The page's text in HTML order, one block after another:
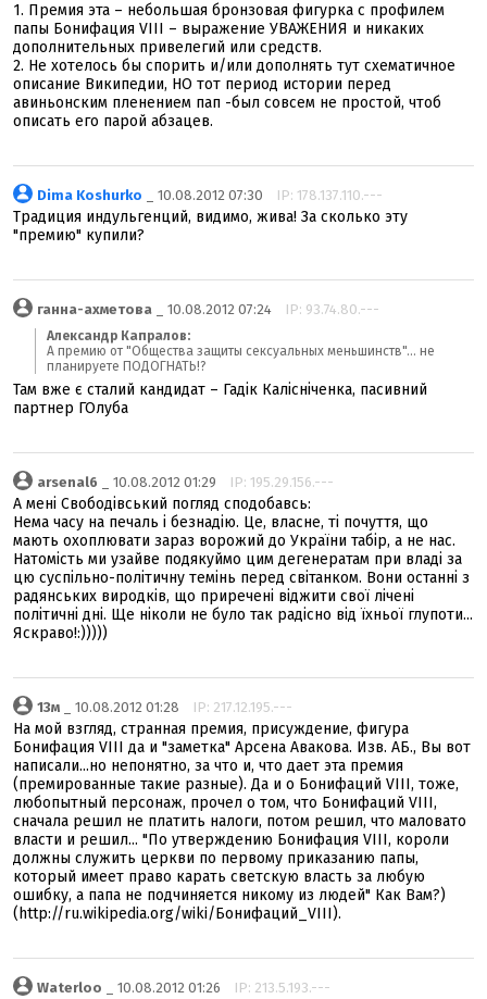
1. Премия эта – небольшая бронзовая фигурка с профилем
папы Бонифация VIII – выражение УВАЖЕНИЯ и никаких
дополнительных привелегий или средств.
2. Не хотелось бы спорить и/или дополнять тут схематичное
описание Википедии, НО тот период истории перед
авиньонским пленением пап -был совсем не простой, чтоб
описать его парой абзацев.
Dima Koshurko _ 10.08.2012 07:30 IP: 178.137.110.---
Традиция индульгенций, видимо, жива! За сколько эту
"премию" купили?
ганна-ахметова _ 10.08.2012 07:24 IP: 93.74.80.---
Александр Капралов:
А премию от "Общества защиты сексуальных меньшинств"... не
планируете ПОДОГНАТЬ!?
Там вже є сталий кандидат – Гадік Калісніченка, пасивний
партнер ГОлуба
arsenal6 _ 10.08.2012 01:29 IP: 195.29.156.---
А мені Свободівський погляд сподобавсь:
Нема часу на печаль і безнадію. Це, власне, ті почуття, що
мають охоплювати зараз ворожий до України табір, а не нас.
Натомість ми узайве подякуймо цим дегенератам при владі за
цю суспільно-політичну темінь перед світанком. Вони останні з
радянських виродків, що приречені віджити свої лічені
політичні дні. Ще ніколи не було так радісно від їхньої глупоти...
Яскраво!:)))))
13м _ 10.08.2012 01:28 IP: 217.12.195.---
На мой взгляд, странная премия, присуждение, фигура
Бонифация VIII да и "заметка" Арсена Авакова. Изв. АБ., Вы вот
написали...но непонятно, за что и, что дает эта премия
(премированные такие разные). Да и о Бонифаций VIII, тоже,
любопытный персонаж, прочел о том, что Бонифаций VIII,
сначала решил не платить налоги, потом решил, что маловато
власти и решил... "По утверждению Бонифация VIII, короли
должны служить церкви по первому приказанию папы,
который имеет право карать светскую власть за любую
ошибку, а папа не подчиняется никому из людей" Как Вам?)
(http://ru.wikipedia.org/wiki/Бонифаций_VIII).
Waterloo _ 10.08.2012 01:26 IP: 213.5.193.---